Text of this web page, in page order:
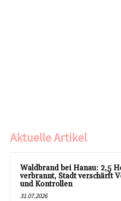
Aktuelle Artikel
Waldbrand bei Hanau: 2,5
verbrannt, Stadt verschärft
und Kontrollen
31.07.2026